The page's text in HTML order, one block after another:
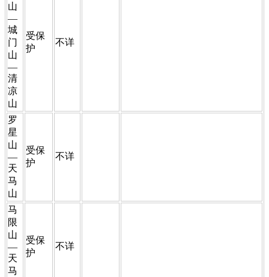
山
—
城
门
山
—
清
凉
山
受保
护​
​不详
​罗
星
山
—
天
马
山
​受保
护
​不详
​马
限
山
—
天
马
​受保
护
​不详